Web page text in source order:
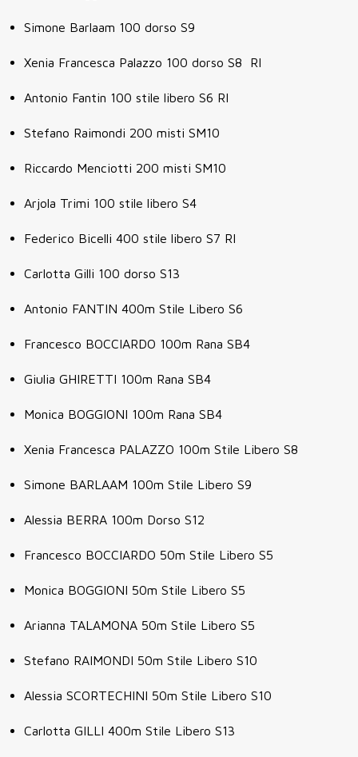
Simone Barlaam 100 dorso S9
Xenia Francesca Palazzo 100 dorso S8 RI
Antonio Fantin 100 stile libero S6 RI
Stefano Raimondi 200 misti SM10
Riccardo Menciotti 200 misti SM10
Arjola Trimi 100 stile libero S4
Federico Bicelli 400 stile libero S7 RI
Carlotta Gilli 100 dorso S13
Antonio FANTIN 400m Stile Libero S6
Francesco BOCCIARDO 100m Rana SB4
Giulia GHIRETTI 100m Rana SB4
Monica BOGGIONI 100m Rana SB4
Xenia Francesca PALAZZO 100m Stile Libero S8
Simone BARLAAM 100m Stile Libero S9
Alessia BERRA 100m Dorso S12
Francesco BOCCIARDO 50m Stile Libero S5
Monica BOGGIONI 50m Stile Libero S5
Arianna TALAMONA 50m Stile Libero S5
Stefano RAIMONDI 50m Stile Libero S10
Alessia SCORTECHINI 50m Stile Libero S10
Carlotta GILLI 400m Stile Libero S13